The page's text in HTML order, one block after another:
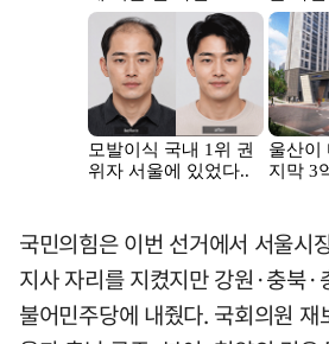
국민의힘은 이번 선거에서 서울시
지사 자리를 지켰지만 강원·충북
불어민주당에 내줬다. 국회의원